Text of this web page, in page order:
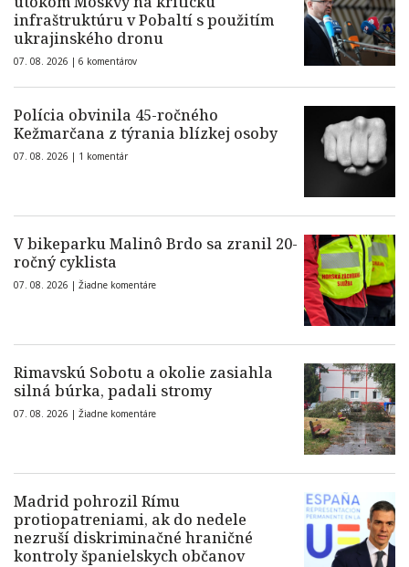
infraštruktúru v Pobaltí s použitím
ukrajinského dronu
07. 08. 2026 | 6 komentárov
Polícia obvinila 45-ročného
Kežmarčana z týrania blízkej osoby
07. 08. 2026 | 1 komentár
V bikeparku Malinô Brdo sa zranil 20-
ročný cyklista
07. 08. 2026 | Žiadne komentáre
Rimavskú Sobotu a okolie zasiahla
silná búrka, padali stromy
07. 08. 2026 | Žiadne komentáre
Madrid pohrozil Rímu
protiopatreniami, ak do nedele
nezruší diskriminačné hraničné
kontroly španielskych občanov